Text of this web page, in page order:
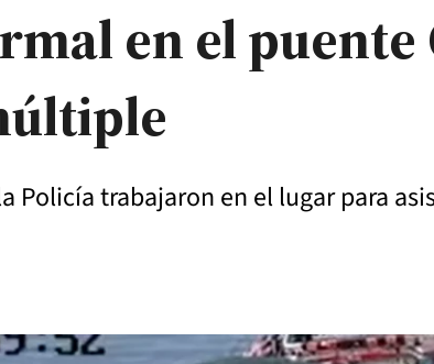
en el
Policía trabajaron en el lugar para